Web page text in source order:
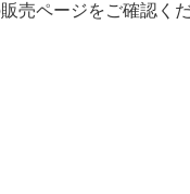
売ページをご確認くだ